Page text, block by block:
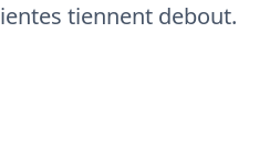
tiennent debout.